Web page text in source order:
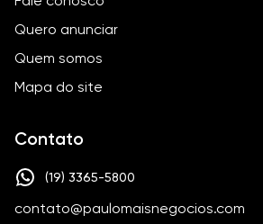
Quero anunciar
Quem somos
Mapa do site
Contato
(19) 3365-5800
contato@paulomaisnegocios.com